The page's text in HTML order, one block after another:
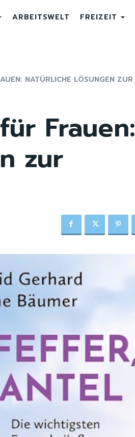
ARBEITSWELT FREIZEIT
NATÜRLICHE LÖSUNGEN ZUR
Frauen:
zur